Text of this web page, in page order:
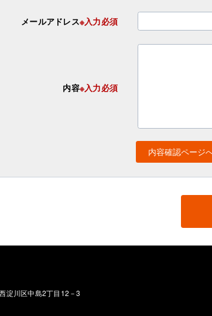
メールアドレス※入力必須
内容※入力必須
淀川区中島2丁目12－3